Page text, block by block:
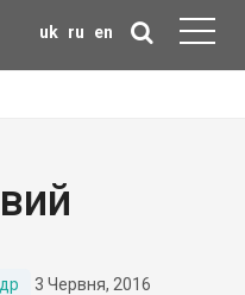
uk ru en
3 Червня, 2016